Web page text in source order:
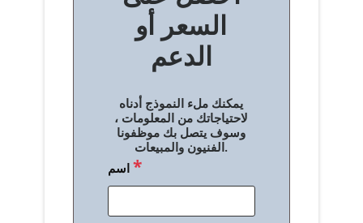
السعر أو
الدعم
يمكنك ملء النموذج أدناه
لاحتياجاتك من المعلومات ،
وسوف يتصل بك موظفونا
الفنيون والمبيعات.
اسم*